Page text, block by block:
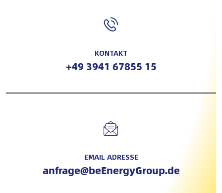
KONTAKT
+49 3941 67855 15
EMAIL ADRESSE
anfrage@beEnergyGroup.de